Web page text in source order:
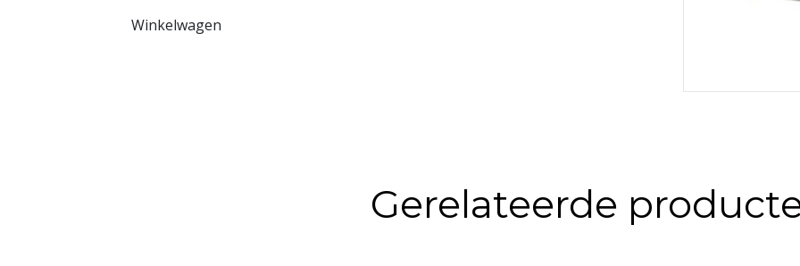
THE CREAM 50ml
Winkelwagen
Gerelateerde